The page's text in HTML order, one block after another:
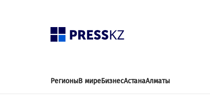
РегионыВ миреБизнесАстанаАлматы